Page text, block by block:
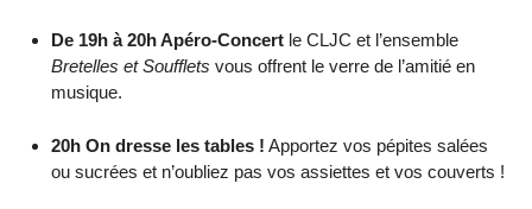
De 19h à 20h Apéro-Concertle CLJC et l’ensemble
Bretelles et Soufflets vous offrent le verre de l’amitié en
musique.
20h On dresse les tables ! Apportez vos pépites salées
ou sucrées et n’oubliez pas vos assiettes et vos couverts !